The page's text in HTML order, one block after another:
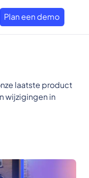
Plan een demo
laatste product
wijzigingen in